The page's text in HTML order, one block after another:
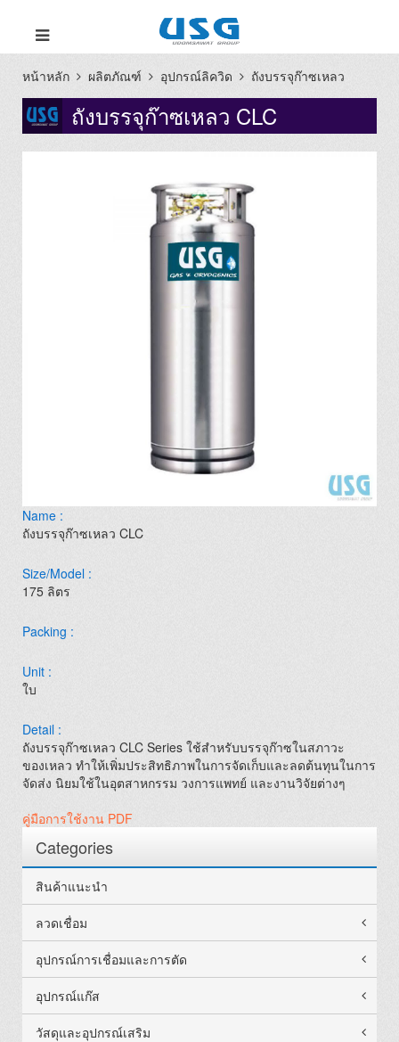
หน้าหลัก ผลิตภัณฑ์ อุปกรณ์ลิควิด ถังบรรจุก๊าซเหลว
ถังบรรจุก๊าซเหลว CLC
Name :
ถังบรรจุก๊าซเหลว CLC
Size/Model :
175 ลิตร
Packing :
Unit :
ใบ
Detail :
ถังบรรจุก๊าซเหลว CLC Series ใช้สำหรับบรรจุก๊าซในสภาวะ
ของเหลว ทำให้เพิ่มประสิทธิภาพในการจัดเก็บและลดต้นทุนในการ
จัดส่ง นิยมใช้ในอุตสาหกรรม วงการแพทย์ และงานวิจัยต่างๆ
คู่มือการใช้งาน PDF
Categories
สินค้าแนะนำ
ลวดเชื่อม
อุปกรณ์การเชื่อมและการตัด
อุปกรณ์แก๊ส
วัสดุและอุปกรณ์เสริม